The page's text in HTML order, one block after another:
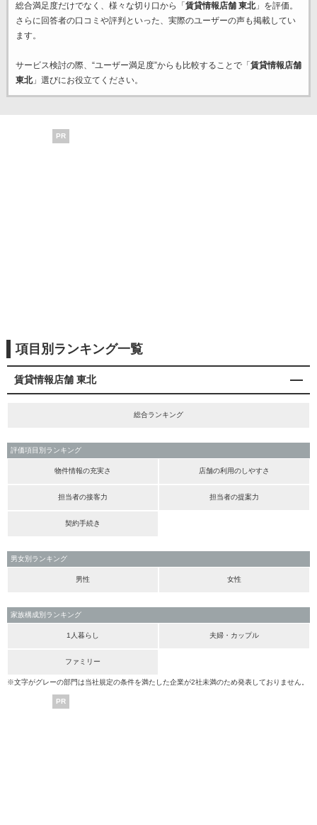
総合満足度だけでなく、様々な切り口から「 賃貸情報店舗 東北」を評価。
さらに回答者の口コミや評判といった、実際のユーザーの声も掲載してい
ます。
サービス検討の際、“ユーザー満足度”からも比較することで「 賃貸情報店舗
東北」選びにお役立てください。
PR
項目別ランキング一覧
賃貸情報店舗 東北
総合ランキング
評価項目別ランキング
物件情報の充実さ 店舗の利用のしやすさ
担当者の接客力 担当者の提案力
契約手続き
男女別ランキング
男性 女性
家族構成別ランキング
1人暮らし 夫婦・カップル
ファミリー
※文字がグレーの部門は当社規定の条件を満たした企業が2社未満のため発表しておりません。
PR